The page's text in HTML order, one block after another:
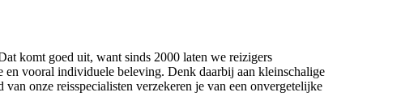
komt goed uit, want sinds 2000 laten we reizigers
en vooral individuele beleving. Denk daarbij aan kleinschalige
onze reisspecialisten verzekeren je van een onvergetelijke